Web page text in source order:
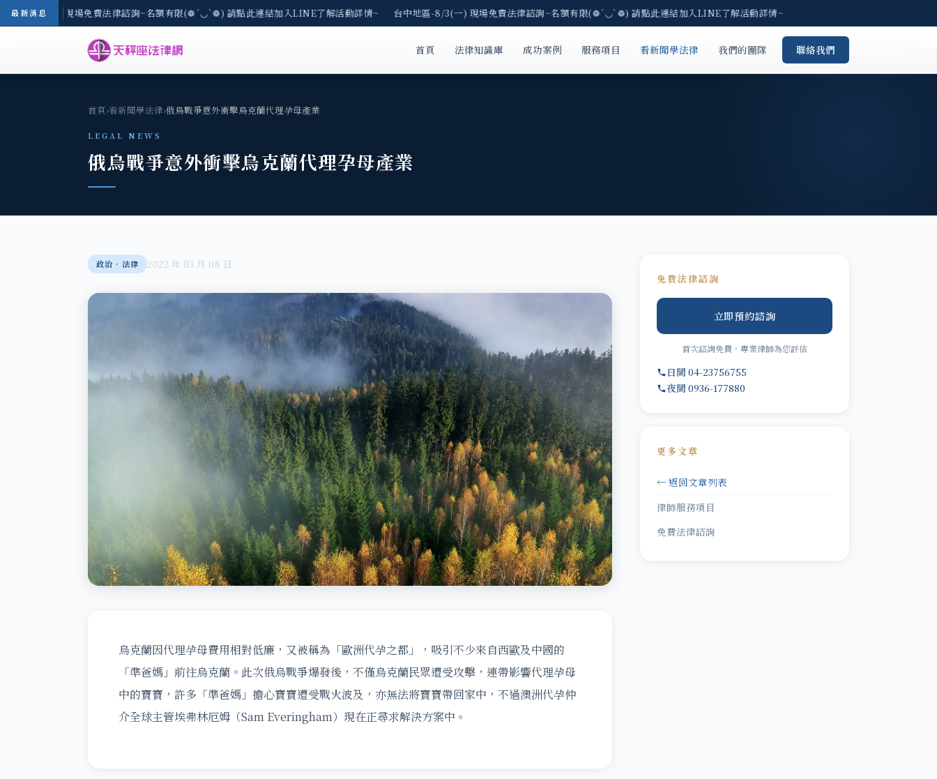
最新消息
區-8/3(一) 現場免費法律諮詢~名額有限(❁´◡`❁) 請點此連結加入LINE了解活動詳情~ 台中地區-8/3(一) 現場免費法律諮詢~名額有限(❁´◡`❁) 請點此連結加入LINE了解活動詳情~
首頁 法律知識庫 成功案例 服務項目 看新聞學法律 我們的團隊 聯絡我們
首頁›看新聞學法律›俄烏戰爭意外衝擊烏克蘭代理孕母產業
LEGAL NEWS
俄烏戰爭意外衝擊烏克蘭代理孕母產業
政治‧法律 2022 年 03 月 08 日
烏克蘭因代理孕母費用相對低廉，又被稱為「歐洲代孕之都」，吸引不少來自西歐及中國的
「準爸媽」前往烏克蘭。此次俄烏戰爭爆發後，不僅烏克蘭民眾遭受攻擊，連帶影響代理孕母
中的寶寶，許多「準爸媽」擔心寶寶遭受戰火波及，亦無法將寶寶帶回家中，不過澳洲代孕仲
介全球主管埃弗林厄姆（Sam Everingham）現在正尋求解決方案中 。
免費法律諮詢
立即預約諮詢
首次諮詢免費，專業律師為您評估
日間 04-23756755
夜間 0936-177880
更多文章
← 返回文章列表
律師服務項目
免費法律諮詢